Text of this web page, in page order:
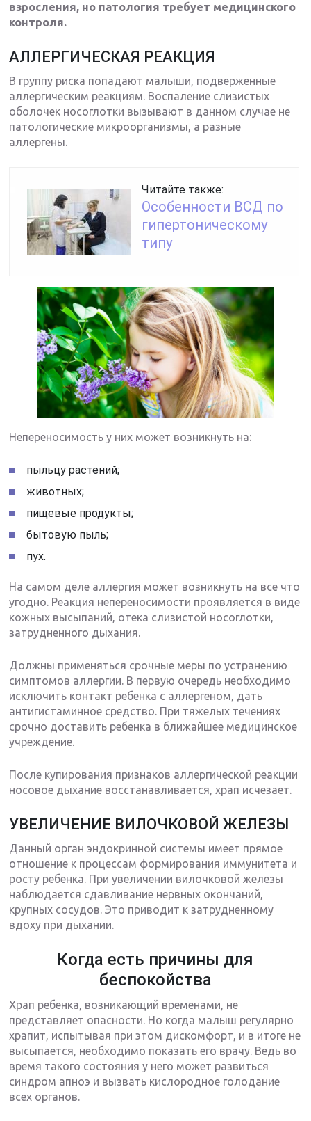
взросления, но патология требует медицинского
контроля.
АЛЛЕРГИЧЕСКАЯ РЕАКЦИЯ
В группу риска попадают малыши, подверженные
аллергическим реакциям. Воспаление слизистых
оболочек носоглотки вызывают в данном случае не
патологические микроорганизмы, а разные
аллергены.
Читайте также:
Особенности ВСД по
гипертоническому
типу
Непереносимость у них может возникнуть на:
пыльцу растений;
животных;
пищевые продукты;
бытовую пыль;
пух.
На самом деле аллергия может возникнуть на все что
угодно. Реакция непереносимости проявляется в виде
кожных высыпаний, отека слизистой носоглотки,
затрудненного дыхания.
Должны применяться срочные меры по устранению
симптомов аллергии. В первую очередь необходимо
исключить контакт ребенка с аллергеном, дать
антигистаминное средство. При тяжелых течениях
срочно доставить ребенка в ближайшее медицинское
учреждение.
После купирования признаков аллергической реакции
носовое дыхание восстанавливается, храп исчезает.
УВЕЛИЧЕНИЕ ВИЛОЧКОВОЙ ЖЕЛЕЗЫ
Данный орган эндокринной системы имеет прямое
отношение к процессам формирования иммунитета и
росту ребенка. При увеличении вилочковой железы
наблюдается сдавливание нервных окончаний,
крупных сосудов. Это приводит к затрудненному
вдоху при дыхании.
Когда есть причины для
беспокойства
Храп ребенка, возникающий временами, не
представляет опасности. Но когда малыш регулярно
храпит, испытывая при этом дискомфорт, и в итоге не
высыпается, необходимо показать его врачу. Ведь во
время такого состояния у него может развиться
синдром апноэ и вызвать кислородное голодание
всех органов.